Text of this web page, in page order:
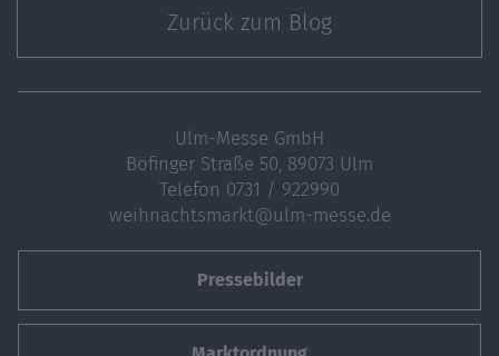
Zurück zum Blog
Ulm-Messe GmbH
Böfinger Straße 50, 89073 Ulm
Telefon 0731 / 922990
weihnachtsmarkt@ulm-messe.de
Pressebilder